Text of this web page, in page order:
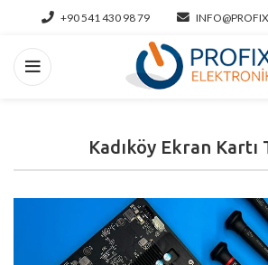
+90 541 430 98 79
Kadıköy Ekran Kartı